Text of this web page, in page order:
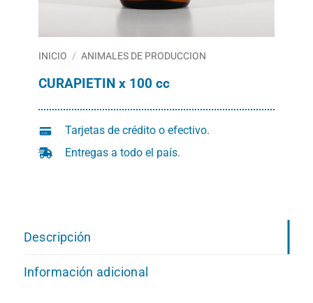
INICIO / ANIMALES DE PRODUCCION
CURAPIETIN x 100 cc
Tarjetas de crédito o efectivo.
Entregas a todo el país.
Descripción
Información adicional